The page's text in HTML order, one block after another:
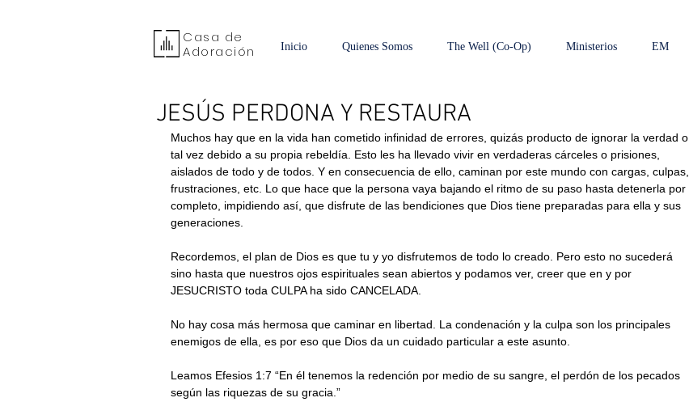
Casa de
Adoración
Inicio Quienes Somos The Well (Co-Op) Ministerios EM
JESÚS PERDONA Y RESTAURA
Muchos hay que en la vida han cometido infinidad de errores, quizás producto de ignorar la verdad o
tal vez debido a su propia rebeldía. Esto les ha llevado vivir en verdaderas cárceles o prisiones,
aislados de todo y de todos. Y en consecuencia de ello, caminan por este mundo con cargas, culpas,
frustraciones, etc. Lo que hace que la persona vaya bajando el ritmo de su paso hasta detenerla por
completo, impidiendo así, que disfrute de las bendiciones que Dios tiene preparadas para ella y sus
generaciones.
Recordemos, el plan de Dios es que tu y yo disfrutemos de todo lo creado. Pero esto no sucederá
sino hasta que nuestros ojos espirituales sean abiertos y podamos ver, creer que en y por
JESUCRISTO toda CULPA ha sido CANCELADA.
No hay cosa más hermosa que caminar en libertad. La condenación y la culpa son los principales
enemigos de ella, es por eso que Dios da un cuidado particular a este asunto.
Leamos Efesios 1:7 “En él tenemos la redención por medio de su sangre, el perdón de los pecados
según las riquezas de su gracia.”